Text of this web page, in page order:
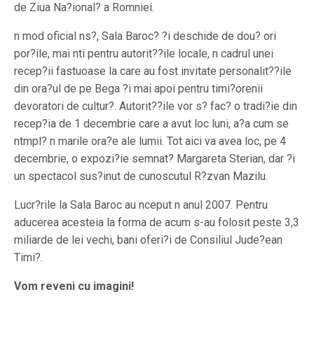
de Ziua Na?ional? a Romniei.
n mod oficial ns?, Sala Baroc? ?i deschide de dou? ori
por?ile, mai nti pentru autorit??ile locale, n cadrul unei
recep?ii fastuoase la care au fost invitate personalit??ile
din ora?ul de pe Bega ?i mai apoi pentru timi?orenii
devoratori de cultur?. Autorit??ile vor s? fac? o tradi?ie din
recep?ia de 1 decembrie care a avut loc luni, a?a cum se
ntmpl? n marile ora?e ale lumii. Tot aici va avea loc, pe 4
decembrie, o expozi?ie semnat? Margareta Sterian, dar ?i
un spectacol sus?inut de cunoscutul R?zvan Mazilu.
Lucr?rile la Sala Baroc au nceput n anul 2007. Pentru
aducerea acesteia la forma de acum s-au folosit peste 3,3
miliarde de lei vechi, bani oferi?i de Consiliul Jude?ean
Timi?.
Vom reveni cu imagini!